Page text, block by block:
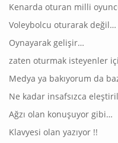
Kenarda oturan milli
Voleybolcu oturarak değil…
Oynayarak gelişir…
zaten oturmak isteyenler
Medya ya bakıyorum da
Ne kadar insafsızca
Ağzı olan konuşuyor gibi…
Klavyesi olan yazıyor !!